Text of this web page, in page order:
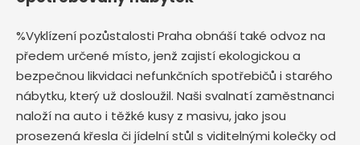
%Vyklízení pozůstalosti Praha obnáší také odvoz na
předem určené místo, jenž zajistí ekologickou a
bezpečnou likvidaci nefunkčních spotřebičů i starého
nábytku, který už dosloužil. Naši svalnatí zaměstnanci
naloží na auto i těžké kusy z masivu, jako jsou
prosezená křesla či jídelní stůl s viditelnými kolečky od